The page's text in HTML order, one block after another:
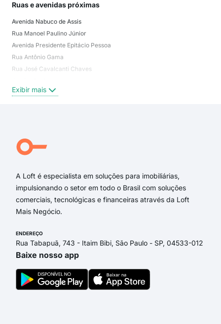
Ruas e avenidas próximas
Avenida Nabuco de Assis
Rua Manoel Paulino Júnior
Avenida Presidente Epitácio Pessoa
Rua Antônio Gama
Rua José Cavalcanti Chaves
Rua Silvio Almeida
Rua Doutor Arnaldo Escorel
Rua Marechal Esperidião Rosas
Exibir mais
A Loft é especialista em soluções para imobiliárias,
impulsionando o setor em todo o Brasil com soluções
comerciais, tecnológicas e financeiras através da Loft
Mais Negócio.
ENDEREÇO
Rua Tabapuã, 743 - Itaim Bibi, São Paulo - SP, 04533-012
Baixe nosso app